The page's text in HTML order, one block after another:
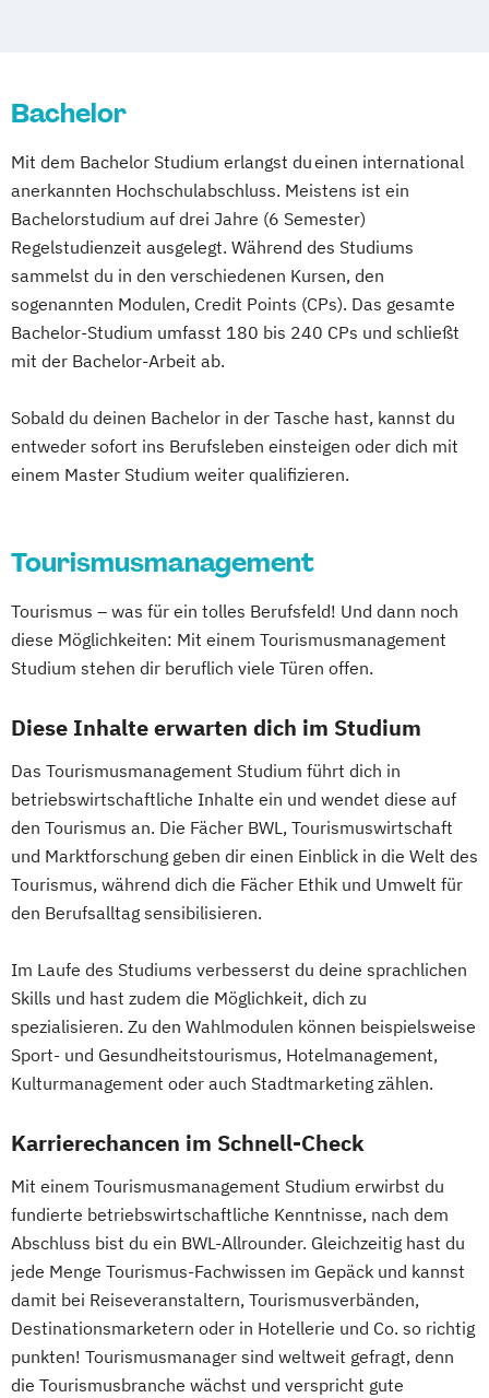
Bachelor
Mit dem Bachelor Studium erlangst du einen international
anerkannten Hochschulabschluss. Meistens ist ein
Bachelorstudium auf drei Jahre (6 Semester)
Regelstudienzeit ausgelegt. Während des Studiums
sammelst du in den verschiedenen Kursen, den
sogenannten Modulen, Credit Points (CPs). Das gesamte
Bachelor-Studium umfasst 180 bis 240 CPs und schließt
mit der Bachelor-Arbeit ab.
Sobald du deinen Bachelor in der Tasche hast, kannst du
entweder sofort ins Berufsleben einsteigen oder dich mit
einem Master Studium weiter qualifizieren.
Tourismusmanagement
Tourismus – was für ein tolles Berufsfeld! Und dann noch
diese Möglichkeiten: Mit einem Tourismusmanagement
Studium stehen dir beruflich viele Türen offen.
Diese Inhalte erwarten dich im Studium
Das Tourismusmanagement Studium führt dich in
betriebswirtschaftliche Inhalte ein und wendet diese auf
den Tourismus an. Die Fächer BWL, Tourismuswirtschaft
und Marktforschung geben dir einen Einblick in die Welt des
Tourismus, während dich die Fächer Ethik und Umwelt für
den Berufsalltag sensibilisieren.
Im Laufe des Studiums verbesserst du deine sprachlichen
Skills und hast zudem die Möglichkeit, dich zu
spezialisieren. Zu den Wahlmodulen können beispielsweise
Sport- und Gesundheitstourismus, Hotelmanagement,
Kulturmanagement oder auch Stadtmarketing zählen.
Karrierechancen im Schnell-Check
Mit einem Tourismusmanagement Studium erwirbst du
fundierte betriebswirtschaftliche Kenntnisse, nach dem
Abschluss bist du ein BWL-Allrounder. Gleichzeitig hast du
jede Menge Tourismus-Fachwissen im Gepäck und kannst
damit bei Reiseveranstaltern, Tourismusverbänden,
Destinationsmarketern oder in Hotellerie und Co. so richtig
punkten! Tourismusmanager sind weltweit gefragt, denn
die Tourismusbranche wächst und verspricht gute